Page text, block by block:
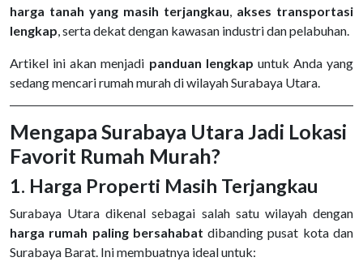
harga tanah yang masih terjangkau, akses transportasi
lengkap, serta dekat dengan kawasan industri dan pelabuhan.
Artikel ini akan menjadi panduan lengkap untuk Anda yang
sedang mencari rumah murah di wilayah Surabaya Utara.
Mengapa Surabaya Utara Jadi Lokasi
Favorit Rumah Murah?
1. Harga Properti Masih Terjangkau
Surabaya Utara dikenal sebagai salah satu wilayah dengan
harga rumah paling bersahabat dibanding pusat kota dan
Surabaya Barat. Ini membuatnya ideal untuk: